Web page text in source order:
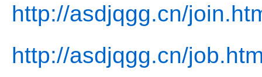
http://asdjqgg.cn/
http://asdjqgg.cn/